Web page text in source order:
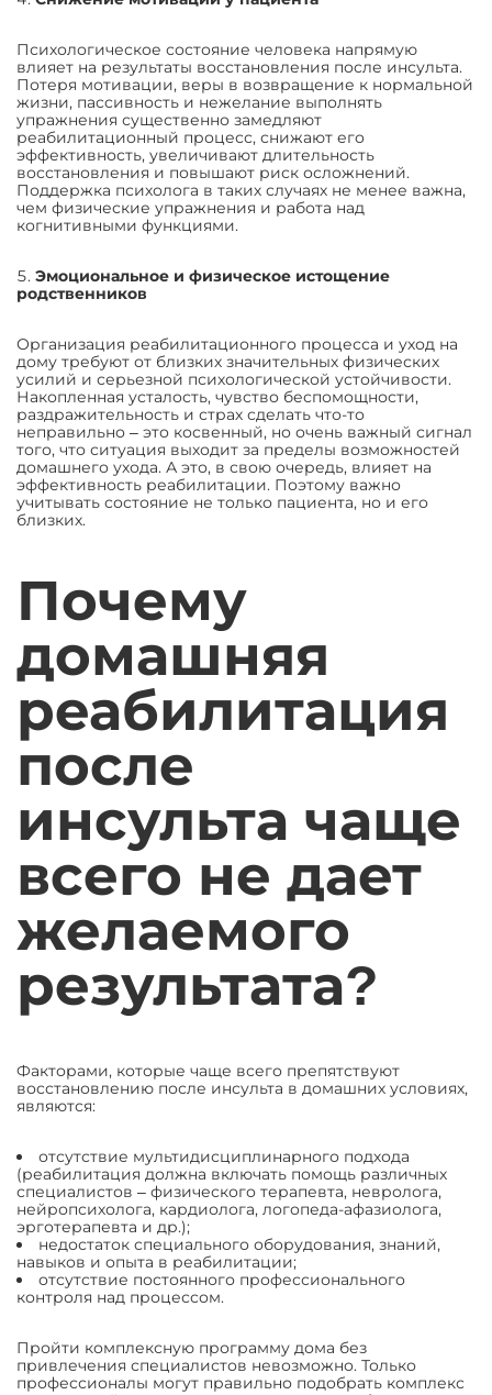
Психологическое состояние человека напрямую
влияет на результаты восстановления после инсульта.
Потеря мотивации, веры в возвращение к нормальной
жизни, пассивность и нежелание выполнять
упражнения существенно замедляют
реабилитационный процесс, снижают его
эффективность, увеличивают длительность
восстановления и повышают риск осложнений.
Поддержка психолога в таких случаях не менее важна,
чем физические упражнения и работа над
когнитивными функциями.
Эмоциональное и физическое истощение
родственников
Организация реабилитационного процесса и уход на
дому требуют от близких значительных физических
усилий и серьезной психологической устойчивости.
Накопленная усталость, чувство беспомощности,
раздражительность и страх сделать что-то
неправильно ‒ это косвенный, но очень важный сигнал
того, что ситуация выходит за пределы возможностей
домашнего ухода. А это, в свою очередь, влияет на
эффективность реабилитации. Поэтому важно
учитывать состояние не только пациента, но и его
близких.
Почему
домашняя
реабилитация
после
инсульта чаще
всего не дает
желаемого
результата?
Факторами, которые чаще всего препятствуют
восстановлению после инсульта в домашних условиях,
являются:
отсутствие мультидисциплинарного подхода
(реабилитация должна включать помощь различных
специалистов ‒ физического терапевта, невролога,
нейропсихолога, кардиолога, логопеда-афазиолога,
эрготерапевта и др.);
недостаток специального оборудования, знаний,
навыков и опыта в реабилитации;
отсутствие постоянного профессионального
контроля над процессом.
Пройти комплексную программу дома без
привлечения специалистов невозможно. Только
профессионалы могут правильно подобрать комплекс